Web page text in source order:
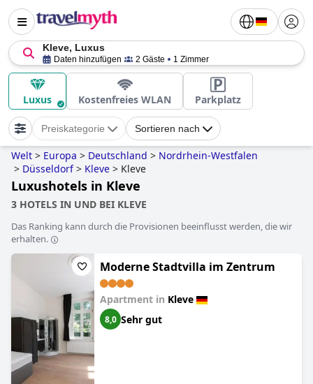
Kleve, Luxus
Daten hinzufügen 2 Gäste 1 Zimmer
Luxus Kostenfreies WLAN Parkplatz
Preiskategorie Sortieren nach
Welt > Europa > Deutschland > Nordrhein-Westfalen
> Düsseldorf > Kleve > Kleve
Luxushotels in Kleve
3 HOTELS IN UND BEI KLEVE
Das Ranking kann durch die Provisionen beeinflusst werden, die wir
erhalten.
Moderne Stadtvilla im Zentrum
Apartment in Kleve
8,0 Sehr gut